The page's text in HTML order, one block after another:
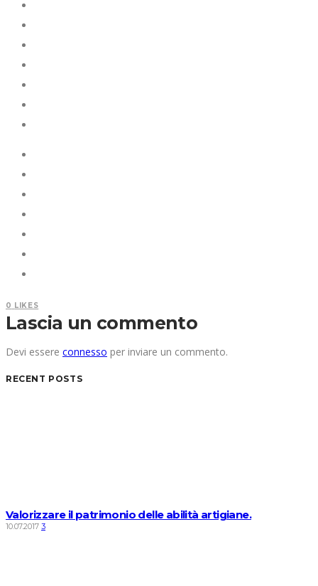
0 LIKES
Lascia un commento
Devi essere connesso per inviare un commento.
RECENT POSTS
Valorizzare il patrimonio delle abilità artigiane.
10.07.2017 3